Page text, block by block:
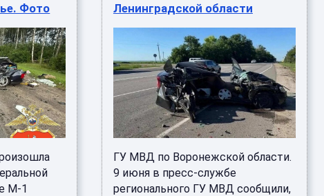
Фото
М-1
Ленинградской области
ГУ МВД по Воронежской области.
9 июня в пресс-службе
регионального ГУ МВД сообщили,